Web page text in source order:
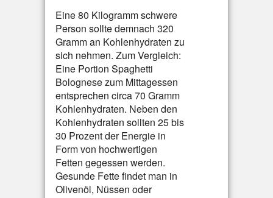
Eine 80 Kilogramm schwere
Person sollte demnach 320
Gramm an Kohlenhydraten zu
sich nehmen. Zum Vergleich:
Eine Portion Spaghetti
Bolognese zum Mittagessen
entsprechen circa 70 Gramm
Kohlenhydraten. Neben den
Kohlenhydraten sollten 25 bis
30 Prozent der Energie in
Form von hochwertigen
Fetten gegessen werden.
Gesunde Fette findet man in
Olivenöl, Nüssen oder